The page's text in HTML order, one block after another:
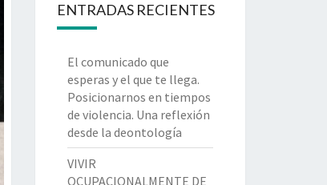
ENTRADAS RECIENTES
El comunicado que
esperas y el que te llega.
Posicionarnos en tiempos
de violencia. Una reflexión
desde la deontología
VIVIR
OCUPACIONALMENTE DE